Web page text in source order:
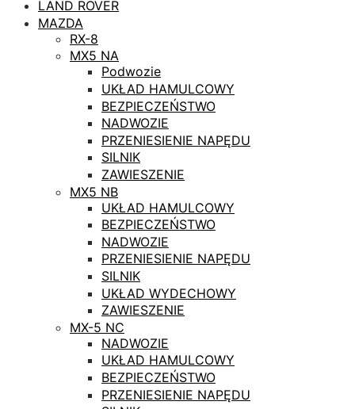
LAND ROVER
MAZDA
RX-8
MX5 NA
Podwozie
UKŁAD HAMULCOWY
BEZPIECZEŃSTWO
NADWOZIE
PRZENIESIENIE NAPĘDU
SILNIK
ZAWIESZENIE
MX5 NB
UKŁAD HAMULCOWY
BEZPIECZEŃSTWO
NADWOZIE
PRZENIESIENIE NAPĘDU
SILNIK
UKŁAD WYDECHOWY
ZAWIESZENIE
MX-5 NC
NADWOZIE
UKŁAD HAMULCOWY
BEZPIECZEŃSTWO
PRZENIESIENIE NAPĘDU